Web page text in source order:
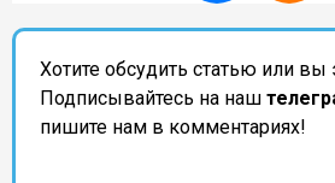
Хотите обсудить статью или вы
Подписывайтесь на наш
пишите нам в комментариях!